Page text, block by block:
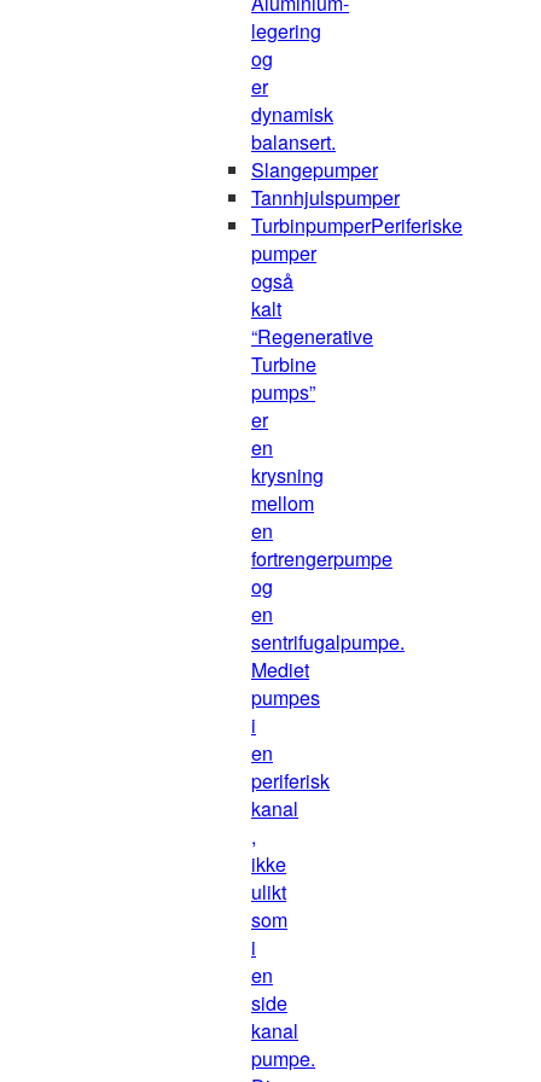
legering
og
er
dynamisk
balansert.
Slangepumper
Tannhjulspumper
TurbinpumperPeriferiske
pumper
også
kalt
“Regenerative
Turbine
pumps”
er
en
krysning
mellom
en
fortrengerpumpe
og
en
sentrifugalpumpe.
Mediet
pumpes
i
en
periferisk
kanal
,
ikke
ulikt
som
i
en
side
kanal
pumpe.